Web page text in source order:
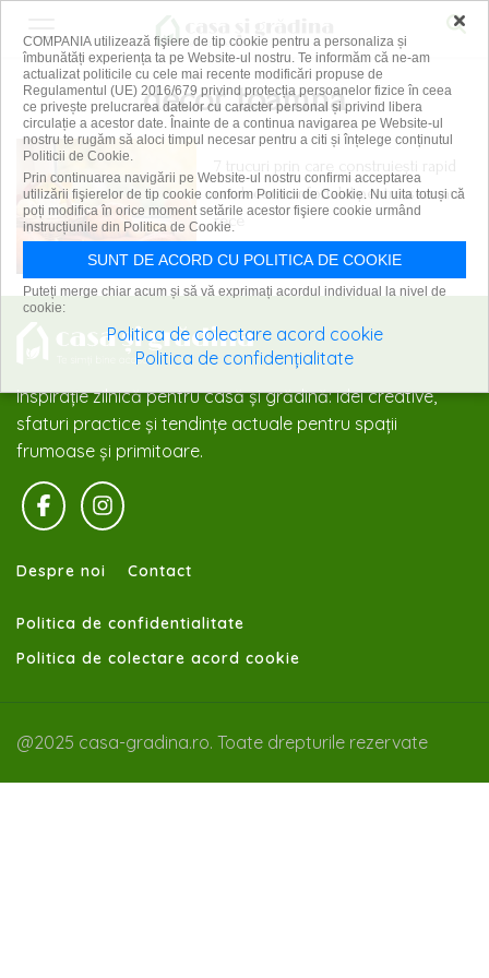
decor toamna
7 trucuri prin care construiești rapid
un decor confortabil pentru sezonul
rece
Inspirație zilnică pentru casă și grădină: idei creative,
sfaturi practice și tendințe actuale pentru spații
frumoase și primitoare.
Despre noi Contact
Politica de confidentialitate
Politica de colectare acord cookie
@2025 casa-gradina.ro. Toate drepturile rezervate
×
COMPANIA utilizează fişiere de tip cookie pentru a personaliza și
îmbunătăți experiența ta pe Website-ul nostru. Te informăm că ne-am
actualizat politicile cu cele mai recente modificări propuse de
Regulamentul (UE) 2016/679 privind protecția persoanelor fizice în ceea
ce privește prelucrarea datelor cu caracter personal și privind libera
circulație a acestor date. Înainte de a continua navigarea pe Website-ul
nostru te rugăm să aloci timpul necesar pentru a citi și înțelege conținutul
Politicii de Cookie.
Prin continuarea navigării pe Website-ul nostru confirmi acceptarea
utilizării fişierelor de tip cookie conform Politicii de Cookie. Nu uita totuși că
poți modifica în orice moment setările acestor fişiere cookie urmând
instrucțiunile din Politica de Cookie.
SUNT DE ACORD CU POLITICA DE COOKIE
Puteți merge chiar acum și să vă exprimați acordul individual la nivel de
cookie:
Politica de colectare acord cookie
Politica de confidențialitate